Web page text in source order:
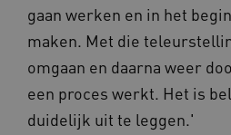
gaan werken en in het
maken. Met die
omgaan en daarna weer
een proces werkt. Het is
duidelijk uit te leggen.'
CookieScriptConsent